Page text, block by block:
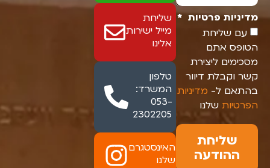
מדיניות פרטיות
עם שליחת
הטופס אתם
מסכימים ליצירת
קשר וקבלת דיוור
בהתאם ל- מדיניות
הפרטיות שלנו
שליחת
ההודעה
שליחת
מייל ישירות
אלינו
טלפון
המשרד:
053-
2302205
האינסטגרם
שלנו